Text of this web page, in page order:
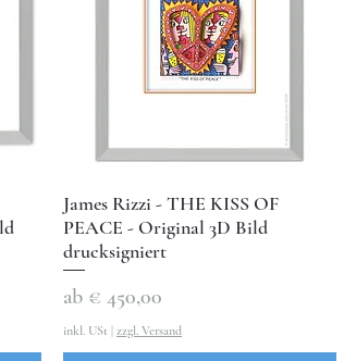
James Rizzi - THE KISS OF
PEACE - Original 3D Bild
drucksigniert
ab € 450,00
Sale-Preis
inkl. USt zzgl. Versand